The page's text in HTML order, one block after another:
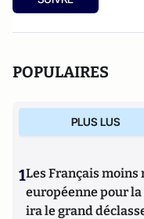
POPULAIRES
PLUS LUS
1Les Français moins
européenne pour
ira le grand